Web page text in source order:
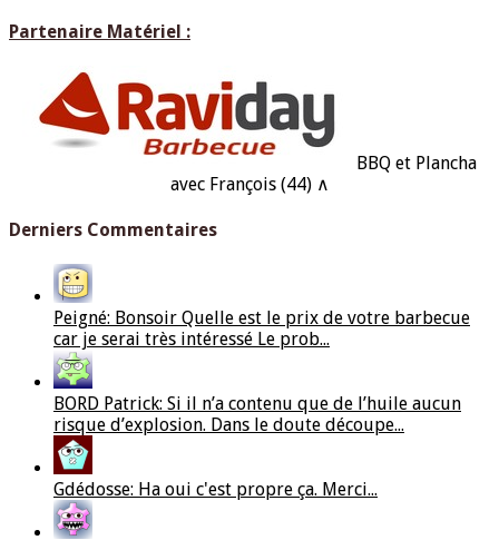
Partenaire Matériel :
BBQ et Plancha
avec François (44) ∧
Derniers Commentaires
Peigné: Bonsoir Quelle est le prix de votre barbecue
car je serai très intéressé Le prob...
BORD Patrick: Si il n’a contenu que de l’huile aucun
risque d’explosion. Dans le doute découpe...
Gdédosse: Ha oui c'est propre ça. Merci...